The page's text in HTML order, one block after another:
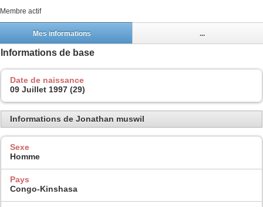
Membre actif
Mes informations ...
Informations de base
Date de naissance
09 Juillet 1997 (29)
Informations de Jonathan muswil
Sexe
Homme
Pays
Congo-Kinshasa